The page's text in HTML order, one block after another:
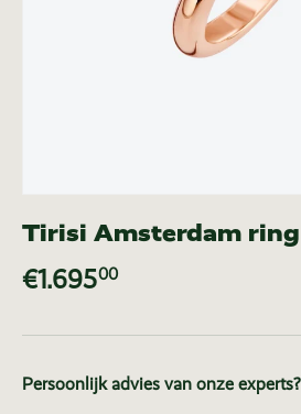
Tirisi Amsterdam ring
€1.69500
Persoonlijk advies van onze experts?